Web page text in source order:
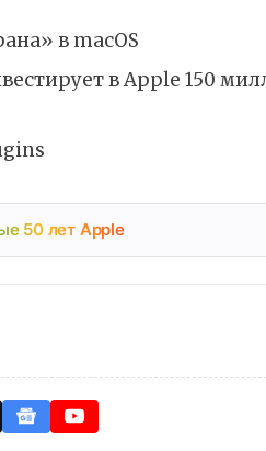
в macOS
в Apple 150
50 лет Apple